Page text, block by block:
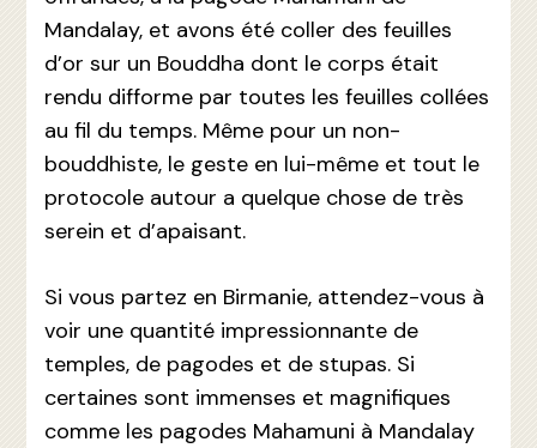
Mandalay, et avons été coller des feuilles
d’or sur un Bouddha dont le corps était
rendu difforme par toutes les feuilles collées
au fil du temps. Même pour un non-
bouddhiste, le geste en lui-même et tout le
protocole autour a quelque chose de très
serein et d’apaisant.
Si vous partez en Birmanie, attendez-vous à
voir une quantité impressionnante de
temples, de pagodes et de stupas. Si
certaines sont immenses et magnifiques
comme les pagodes Mahamuni à Mandalay